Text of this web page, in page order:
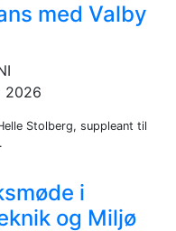
med Valby
2026
Stolberg, suppleant til
i
og Miljø